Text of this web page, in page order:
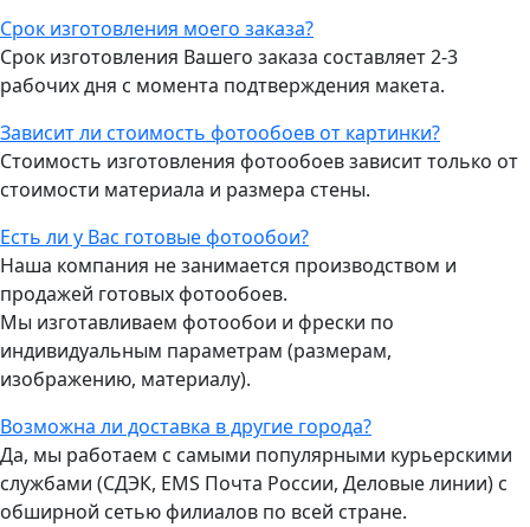
Срок изготовления моего заказа?
Срок изготовления Вашего заказа составляет 2-3
рабочих дня с момента подтверждения макета.
Зависит ли стоимость фотообоев от картинки?
Стоимость изготовления фотообоев зависит только от
стоимости материала и размера стены.
Есть ли у Вас готовые фотообои?
Наша компания не занимается производством и
продажей готовых фотообоев.
Мы изготавливаем фотообои и фрески по
индивидуальным параметрам (размерам,
изображению, материалу).
Возможна ли доставка в другие города?
Да, мы работаем с самыми популярными курьерскими
службами (СДЭК, EMS Почта России, Деловые линии) с
обширной сетью филиалов по всей стране.